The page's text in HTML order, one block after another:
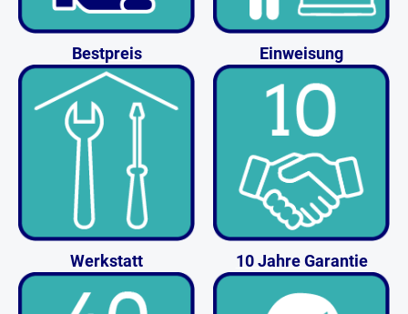
Bestpreis Einweisung
Werkstatt 10 Jahre Garantie